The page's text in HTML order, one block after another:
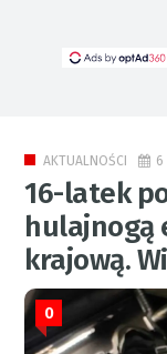
AKTUALNOŚCI 6
16-latek
hulajnogą
krajową.
0